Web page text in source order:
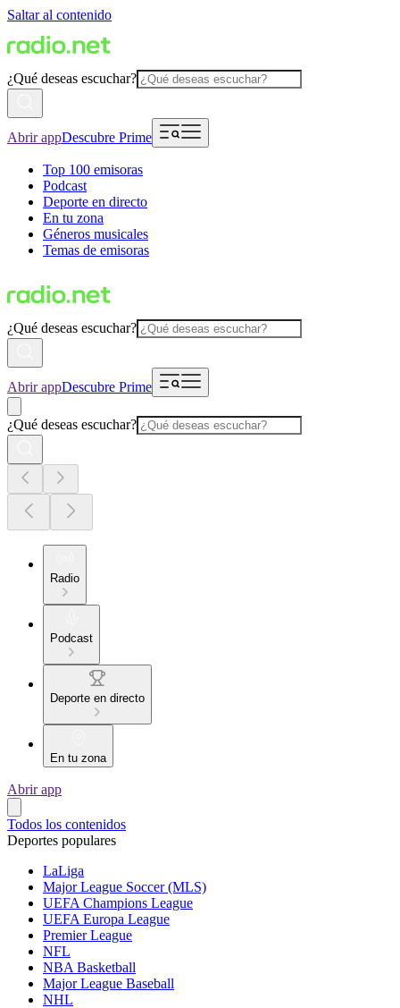
Saltar al contenido
¿Qué deseas escuchar?
Abrir appDescubre Prime
Top 100 emisoras
Podcast
Deporte en directo
En tu zona
Géneros musicales
Temas de emisoras
¿Qué deseas escuchar?
Abrir appDescubre Prime
¿Qué deseas escuchar?
Radio
Podcast
Deporte en directo
En tu zona
Abrir app
Todos los contenidos
Deportes populares
LaLiga
Major League Soccer (MLS)
UEFA Champions League
UEFA Europa League
Premier League
NFL
NBA Basketball
Major League Baseball
NHL